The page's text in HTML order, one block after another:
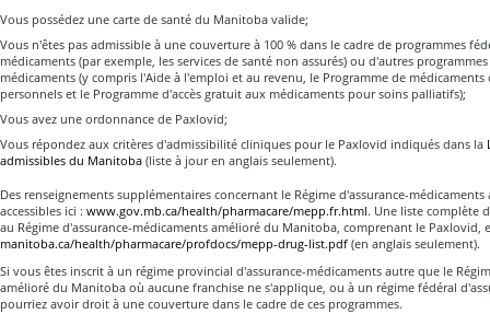
Vous possédez une carte de santé du Manitoba valide;
Vous n'êtes pas admissible à une couverture à 100 % dans le cadre de programmes
médicaments (par exemple, les services de santé non assurés) ou d'autres
médicaments (y compris l'Aide à l'emploi et au revenu, le Programme de médicaments
personnels et le Programme d'accès gratuit aux médicaments pour soins palliatifs);
Vous avez une ordonnance de Paxlovid;
Vous répondez aux critères d'admissibilité cliniques pour le Paxlovid indiqués dans la
admissibles du Manitoba (liste à jour en anglais seulement).
Des renseignements supplémentaires concernant le Régime d'assurance-
accessibles ici : www.gov.mb.ca/health/pharmacare/mepp.fr.html. Une liste complète
au Régime d'assurance-médicaments amélioré du Manitoba, comprenant le Paxlovid,
manitoba.ca/health/pharmacare/profdocs/mepp-drug-list.pdf (en anglais seulement).
Si vous êtes inscrit à un régime provincial d'assurance-médicaments autre que le
amélioré du Manitoba où aucune franchise ne s'applique, ou à un régime fédéral
pourriez avoir droit à une couverture dans le cadre de ces programmes.